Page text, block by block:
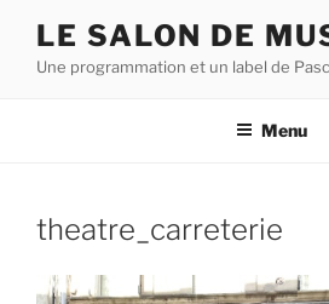
contenu
LE SALON DE
Une programmation et un label de
Menu
theatre_carreterie